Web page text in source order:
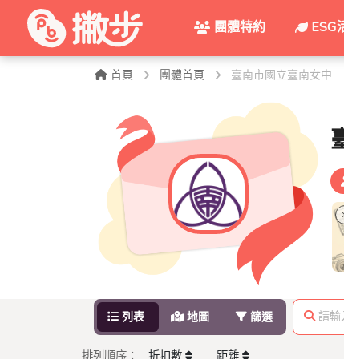
團體特約 ESG
首頁 團體首頁 臺南市國立臺南女中
列表 地圖 篩選 請輸
折扣數 距離